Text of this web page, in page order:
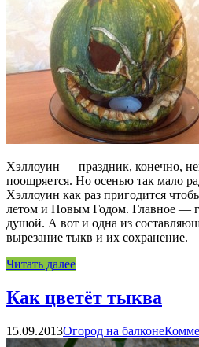
Хэллоуин — праздник, конечно,
поощряется. Но осенью так мало
Хэллоуин как раз пригодится
летом и Новым Годом. Главное —
душой. А вот и одна из
вырезание тыкв и их сохранение.
Читать далее
Как цветёт тыква
15.09.2013Огород на балконе